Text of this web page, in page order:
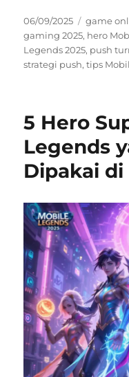
Posted
on
06/09/2025 game
gaming 2025, hero
Legends 2025, push
strategi push,tips
5 Hero
Legends
Dipakai di